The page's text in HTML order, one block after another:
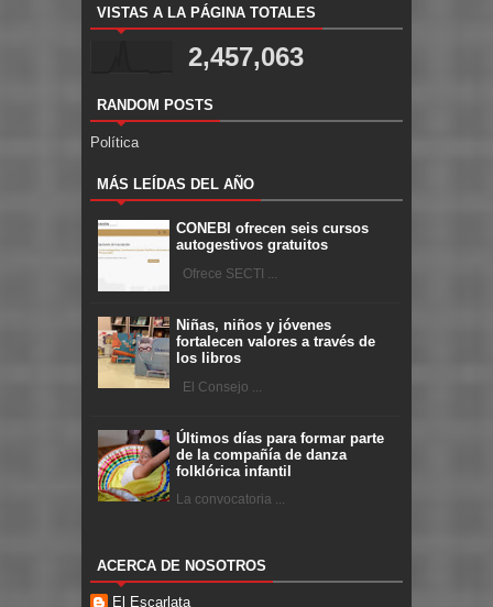
VISTAS A LA PÁGINA TOTALES
2,457,063
RANDOM POSTS
Política
MÁS LEÍDAS DEL AÑO
CONEBI ofrecen seis cursos
autogestivos gratuitos
Ofrece SECTI ...
Niñas, niños y jóvenes
fortalecen valores a través de
los libros
El Consejo ...
Últimos días para formar parte
de la compañía de danza
folklórica infantil
La convocatoria ...
ACERCA DE NOSOTROS
El Escarlata